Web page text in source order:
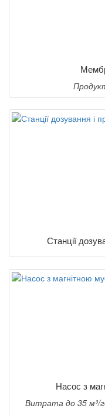
Станції
Насос з
Витрата до 35 м³/